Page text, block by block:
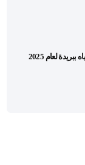
من هي أفضل شركة عزل خزانات المياه ببريدة لعام 2025